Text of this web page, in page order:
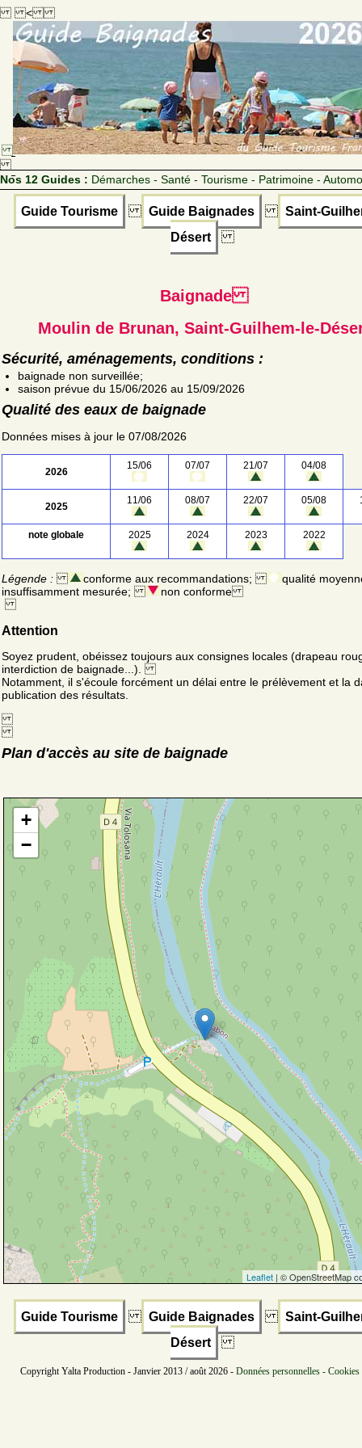
<
Nos 12 Guides : Démarches - Santé - Tourisme - Patrimoine -
Guide Tourisme Guide Baignades
Saint-
Désert
Baignade
Moulin de Brunan, Saint-Guilhem-le-
Sécurité, aménagements, conditions :
baignade non surveillée;
saison prévue du 15/06/2026 au 15/09/2026
Qualité des eaux de baignade
Données mises à jour le 07/08/2026
2026
15/06 07/07 21/07 04/08
2025
11/06 08/07 22/07 05/08
note globale 2025 2024 2023 2022
Légende : conforme aux recommandations;
qualité
insuffisamment mesurée;
non conforme
Attention
Soyez prudent, obéissez toujours aux consignes locales (drapeau
interdiction de baignade...).
Notamment, il s'écoule forcément un délai entre le prélèvement et la
publication des résultats.
Plan d'accès au site de baignade
+
−
Leaflet | © OpenStreetMap
Guide Tourisme Guide Baignades
Saint-
Désert
Copyright Yalta Production - Janvier 2013 / août 2026 - Données personnelles -